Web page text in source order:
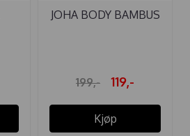
JOHA BODY BAMBUS
199,- 119,-
Kjøp